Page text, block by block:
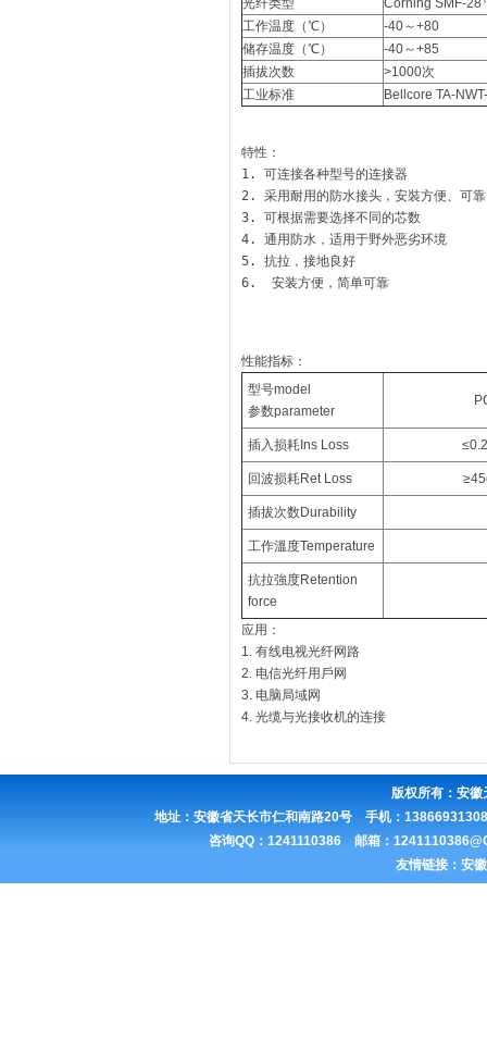
光纤类型
Corning SMF-
工作温度（℃）
-40～+80
储存温度（℃）
-40～+85
插拔次数
>1000次
工业标准
Bellcore TA-
特性：
1. 可连接各种型号的连接器
2. 采用耐用的防水接头，安裝方便、可
3. 可根据需要选择不同的芯数
4. 通用防水，适用于野外恶劣环境
5. 抗拉，接地良好
6.  安装方便，简单可靠
性能指标：
型号model
参数parameter
插入损耗Ins Loss
回波损耗Ret Loss
插拔次数Durability
工作溫度Temperature
抗拉強度Retention
force
应用：
1. 有线电视光纤网路
2. 电信光纤用戶网
3. 电脑局域网
4. 光缆与光接收机的连接
版权所有： 安徽
地址：安徽省天长市仁和南路20号 手机：
咨询QQ：1241110386 邮箱：
友情链接： 安